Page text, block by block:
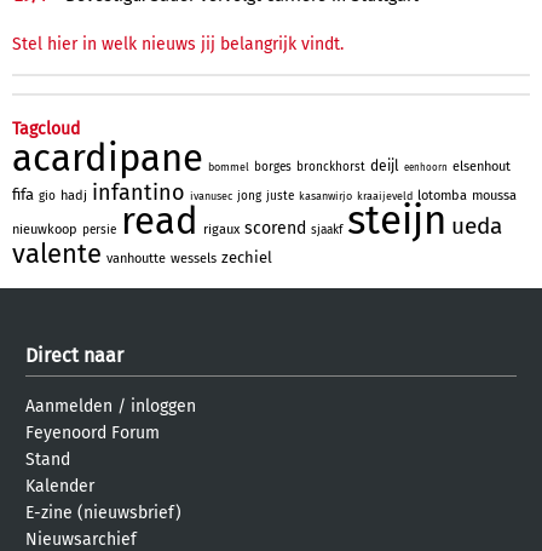
Stel hier in welk nieuws jij belangrijk vindt.
Tagcloud
acardipane bommel borges bronckhorst deijl eenhoorn elsenhout
fifa gio hadj infantino ivanusec jong juste kasanwirjo kraaijeveld lotomba moussa
nieuwkoop persie read rigaux scorend sjaakf steijn ueda
valente vanhoutte wessels zechiel
Direct naar
Aanmelden / inloggen
Feyenoord Forum
Stand
Kalender
E-zine (nieuwsbrief)
Nieuwsarchief